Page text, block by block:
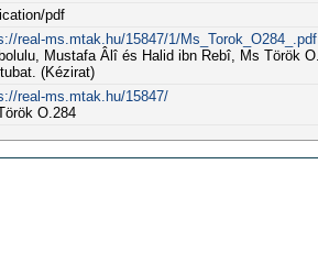
pdf
real-ms.mtak.hu/15847/1/Ms_Torok_O284_.pdf
Mustafa Âlî és Halid ibn Rebî, Ms Török
(Kézirat)
real-ms.mtak.hu/15847/
O.284